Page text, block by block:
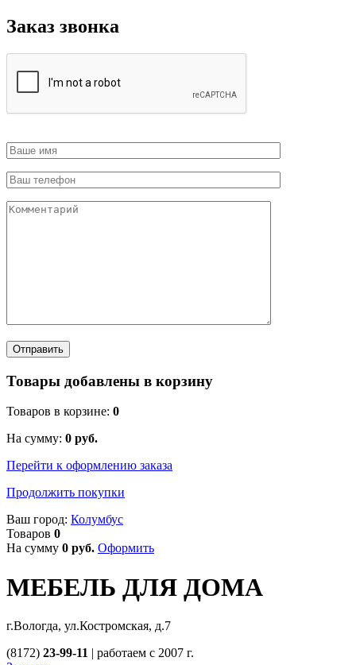
Заказ звонка
Товары добавлены в корзину
Товаров в корзине: 0
На сумму: 0 руб.
Перейти к оформлению заказа
Продолжить покупки
Ваш город: Колумбус
Товаров 0
На сумму 0 руб. Оформить
МЕБЕЛЬ ДЛЯ ДОМА
г.Вологда, ул.Костромская, д.7
(8172) 23-99-11 | работаем с 2007 г.